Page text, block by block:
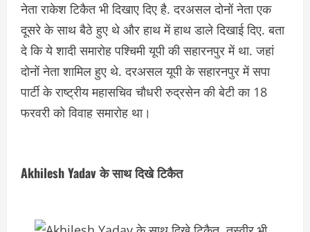
नेता राकेश टिकैत भी दिखाए दिए है. दरअसल दोनों नेता एक
दूसरे के साथ बैठे हुए थे और हाथ में हाथ डाले दिखाई दिए. बता
दे कि ये शादी समारोह पश्चिमी यूपी की सहारनपुर में था. जहां
दोनों नेता शामिल हुए थे. दरअसल यूपी के सहारनपुर में सपा
पार्टी के राष्ट्रीय महासचिव चौधरी रुद्रसेन की बेटी का 18
फरवरी को विवाह समारोह था।
Akhilesh Yadav के साथ दिखे टिकैत